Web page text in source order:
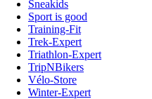
Sneakids
Sport is good
Training-Fit
Trek-Expert
Triathlon-Expert
TripNBikers
Vélo-Store
Winter-Expert